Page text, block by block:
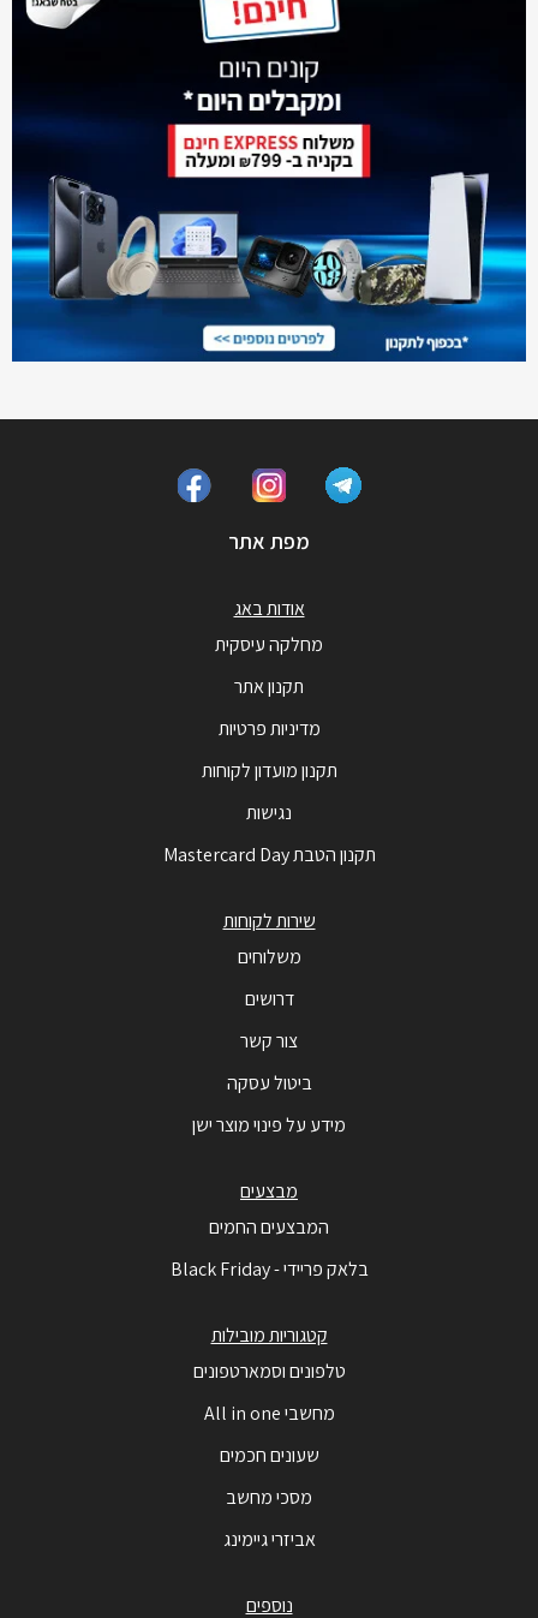
מפת אתר
אודות באג
מחלקה עיסקית
תקנון אתר
מדיניות פרטיות
תקנון מועדון לקוחות
נגישות
תקנון הטבת Mastercard Day
שירות לקוחות
משלוחים
דרושים
צור קשר
ביטול עסקה
מידע על פינוי מוצר ישן
מבצעים
המבצעים החמים
בלאק פריידי - Black Friday
קטגוריות מובילות
טלפונים וסמארטפונים
מחשבי All in one
שעונים חכמים
מסכי מחשב
אביזרי גיימינג
נוספים